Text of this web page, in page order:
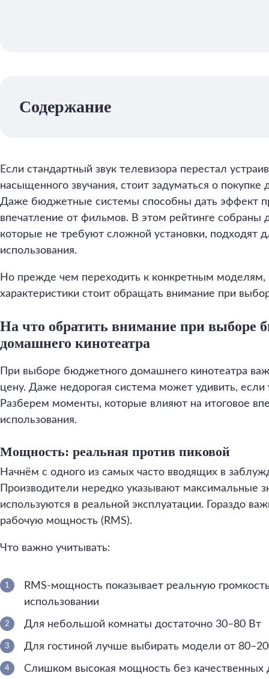
Содержание
Если стандартный звук телевизора перестал
насыщенного звучания, стоит задуматься о покупке
Даже бюджетные системы способны дать эффект
впечатление от фильмов. В этом рейтинге собраны
которые не требуют сложной установки, подходят
использования.
Но прежде чем переходить к конкретным моделям,
характеристики стоит обращать внимание при
На что обратить внимание при выборе
домашнего кинотеатра
При выборе бюджетного домашнего кинотеатра
цену. Даже недорогая система может удивить, если
Разберем моменты, которые влияют на итоговое
использования.
Мощность: реальная против пиковой
Начнём с одного из самых часто вводящих в
Производители нередко указывают максимальные
используются в реальной эксплуатации. Гораздо
рабочую мощность (RMS).
Что важно учитывать:
RMS-мощность показывает реальную
использовании
Для небольшой комнаты достаточно 30–80 Вт
Для гостиной лучше выбирать модели от
Слишком высокая мощность без качественных